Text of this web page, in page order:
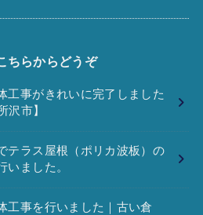
ちらからどうぞ
工事がきれいに完了しました
沢市】
テラス屋根（ポリカ波板）の
いました。
工事を行いました｜古い倉